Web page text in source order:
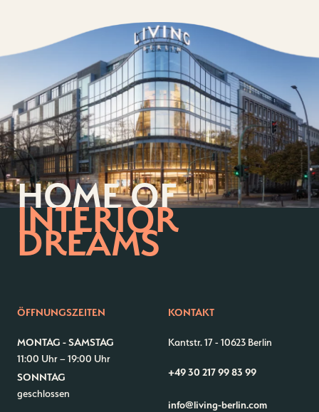
Wedding Planner
Storeplan
Anfahrt & Parken
Nachhaltigkeit
Vermietung
HOME OF
INTERIOR
DREAMS
ÖFFNUNGSZEITEN
MONTAG - SAMSTAG
11:00 Uhr – 19:00 Uhr
SONNTAG
geschlossen
KONTAKT
Kantstr. 17- 10623 Berlin
+49 30 217 99 83 99
info@living-berlin.com